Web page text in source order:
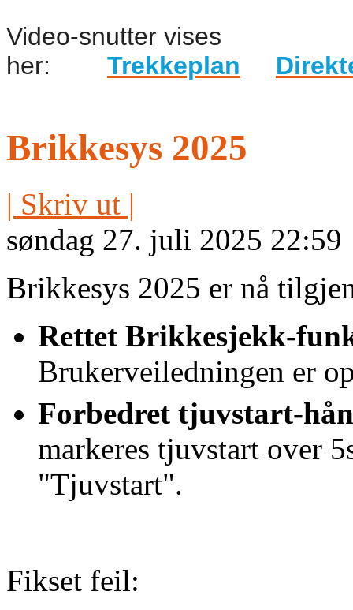
Video-snutter vises
her: Trekkeplan
Brikkesys 2025
| Skriv ut |
søndag 27. juli 2025 22:59
Brikkesys 2025 er nå
Rettet Brikkesjekk-
Brukerveiledningen er
Forbedret tjuvstart-
markeres tjuvstart over
"Tjuvstart".
Fikset feil: